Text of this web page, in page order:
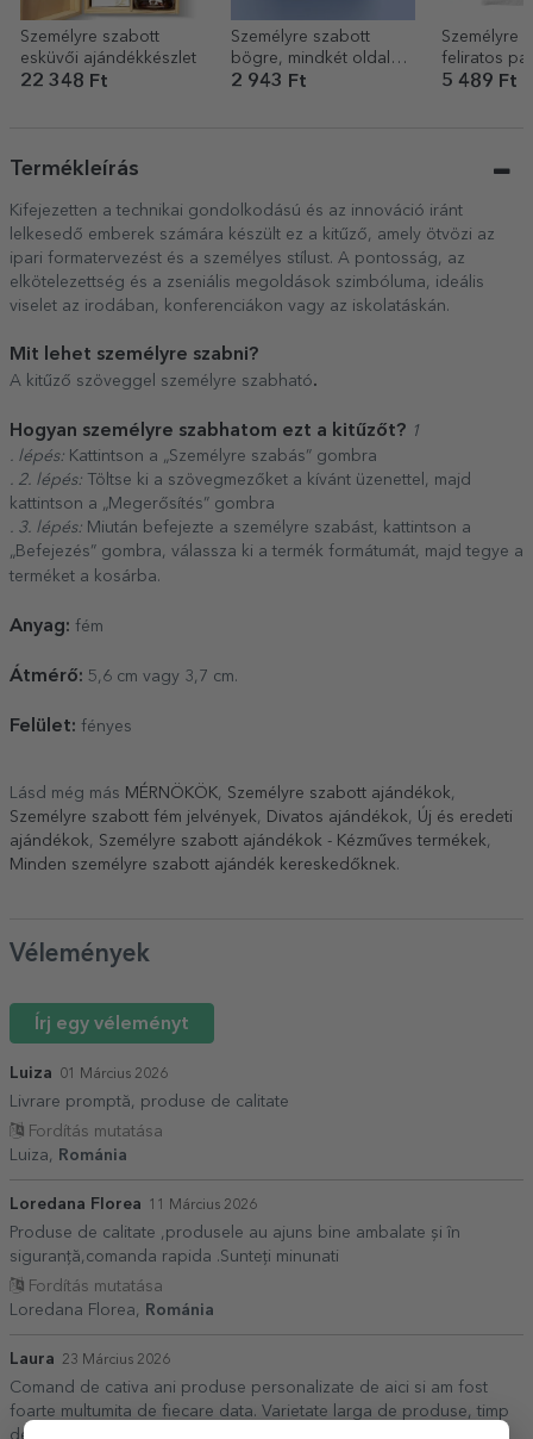
Személyre szabott
esküvői ajándékkészlet
22 348 Ft
Személyre szabott
bögre, mindkét oldalán
a saját grafikáddal
2 943 Ft
Személyre
feliratos
Wine
5 489 Ft
Termékleírás
Kifejezetten a technikai gondolkodású és az innováció iránt
lelkesedő emberek számára készült ez a kitűző, amely ötvözi az
ipari formatervezést és a személyes stílust. A pontosság, az
elkötelezettség és a zseniális megoldások szimbóluma, ideális
viselet az irodában, konferenciákon vagy az iskolatáskán.
Mit lehet személyre szabni?
A kitűző szöveggel személyre szabható.
Hogyan személyre szabhatom ezt a kitűzőt? 1
. lépés: Kattintson a „Személyre szabás” gombra
. 2. lépés: Töltse ki a szövegmezőket a kívánt üzenettel, majd
kattintson a „Megerősítés” gombra
. 3. lépés: Miután befejezte a személyre szabást, kattintson a
„Befejezés” gombra, válassza ki a termék formátumát, majd tegye a
terméket a kosárba.
Anyag: fém
Átmérő: 5,6 cm vagy 3,7 cm.
Felület: fényes
Lásd még más MÉRNÖKÖK Személyre szabott ajándékok
Személyre szabott fém jelvények
Divatos ajándékok
Új és eredeti
ajándékok
Személyre szabott ajándékok - Kézműves termékek
Minden személyre szabott ajándék kereskedőknek.
Vélemények
Írj egy véleményt
Luiza 01 Március 2026
Livrare promptă, produse de calitate
Fordítás mutatása
Luiza,
Románia
Loredana Florea 11 Március 2026
Produse de calitate ,produsele au ajuns bine ambalate și în
siguranță,comanda rapida .Sunteți minunati
Fordítás mutatása
Loredana Florea,
Románia
Laura 23 Március 2026
Comand de cativa ani produse personalizate de aici si am fost
foarte multumita de fiecare data. Varietate larga de produse, timp
de executie foarte scurt, modul de executie este precis si corect,